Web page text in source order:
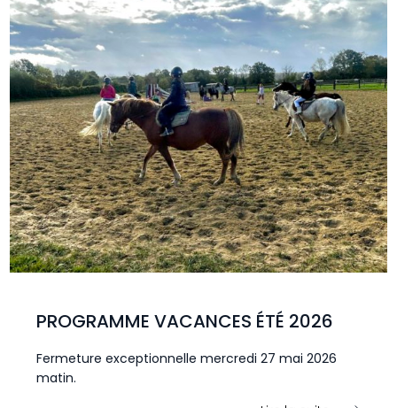
PROGRAMME VACANCES ÉTÉ 2026
Fermeture exceptionnelle mercredi 27 mai 2026
matin.